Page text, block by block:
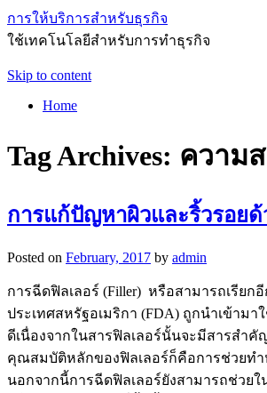
การให้บริการสำหรับธุรกิจ
ใช้เทคโนโลยีสำหรับการทำธุรกิจ
Skip to content
Home
Tag Archives: ความ
การแก้ปัญหาผิวและริ้วรอย
Posted on February, 2017 by admin
การฉีดฟิลเลอร์ (Filler) หรือสามารถเรียก
ประเทศสหรัฐอเมริกา (FDA) ถูกนำเข้าม
ดีเนื่องจากในสารฟิลเลอร์นั้นจะมีสารสำ
คุณสมบัติหลักของฟิลเลอร์ก็คือการช่วยทำ
นอกจากนี้การฉีดฟิลเลอร์ยังสามารถช่วย